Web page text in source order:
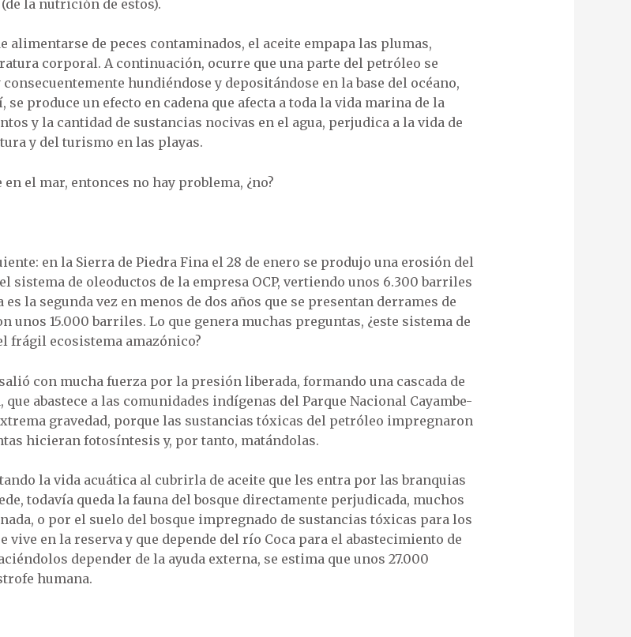
la nutrición de estos).
alimentarse de peces contaminados, el aceite empapa las plumas,
corporal. A continuación, ocurre que una parte del petróleo se
hundiéndose y depositándose en la base del océano,
produce un efecto en cadena que afecta a toda la vida marina de la
y la cantidad de sustancias nocivas en el agua, perjudica a la vida de
y del turismo en las playas.
el mar, entonces no hay problema, ¿no?
en la Sierra de Piedra Fina el 28 de enero se produjo una erosión del
sistema de oleoductos de la empresa OCP, vertiendo unos 6.300 barriles
la segunda vez en menos de dos años que se presentan derrames de
unos 15.000 barriles. Lo que genera muchas preguntas, ¿este sistema de
frágil ecosistema amazónico?
con mucha fuerza por la presión liberada, formando una cascada de
abastece a las comunidades indígenas del Parque Nacional Cayambe-
gravedad, porque las sustancias tóxicas del petróleo impregnaron
hicieran fotosíntesis y, por tanto, matándolas.
la vida acuática al cubrirla de aceite que les entra por las branquias
todavía queda la fauna del bosque directamente perjudicada, muchos
o por el suelo del bosque impregnado de sustancias tóxicas para los
en la reserva y que depende del río Coca para el abastecimiento de
depender de la ayuda externa, se estima que unos 27.000
humana.